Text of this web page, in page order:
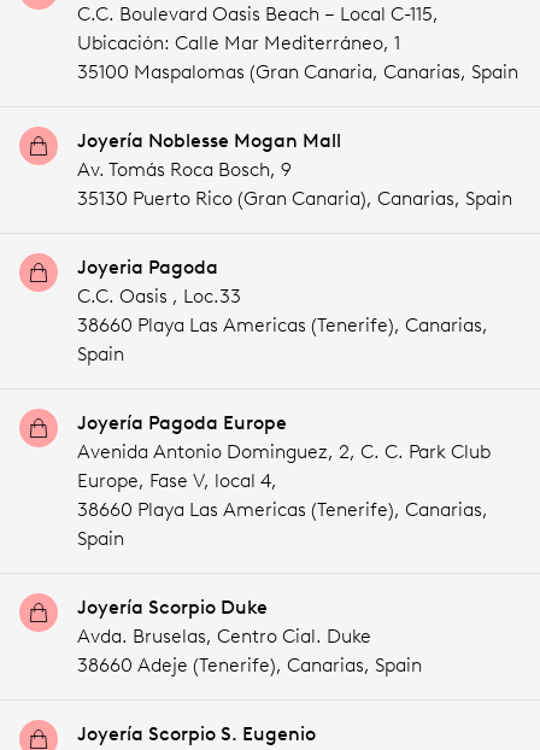
C.C. Boulevard Oasis Beach – Local C-115,
Ubicación: Calle Mar Mediterráneo, 1
35100 Maspalomas (Gran Canaria, Canarias, Spain
Joyería Noblesse Mogan Mall
Av. Tomás Roca Bosch, 9
35130 Puerto Rico (Gran Canaria), Canarias, Spain
Joyeria Pagoda
C.C. Oasis , Loc.33
38660 Playa Las Americas (Tenerife), Canarias,
Spain
Joyería Pagoda Europe
Avenida Antonio Dominguez, 2, C. C. Park Club
Europe, Fase V, local 4,
38660 Playa Las Americas (Tenerife), Canarias,
Spain
Joyería Scorpio Duke
Avda. Bruselas, Centro Cial. Duke
38660 Adeje (Tenerife), Canarias, Spain
Joyería Scorpio S. Eugenio